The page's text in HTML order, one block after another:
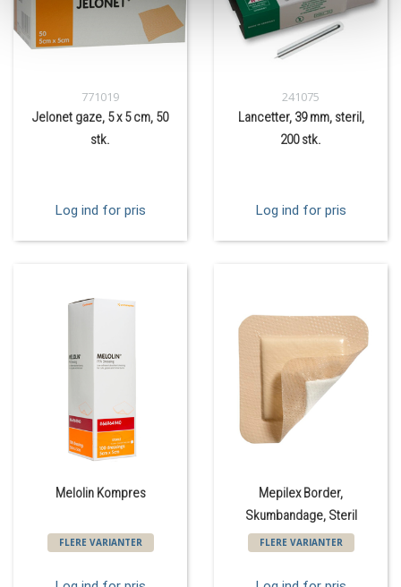
771019
Jelonet gaze, 5 x 5 cm, 50
stk.
Log ind for pris
241075
Lancetter, 39 mm, steril,
200 stk.
Log ind for pris
Melolin Kompres
FLERE VARIANTER
Mepilex Border,
Skumbandage, Steril
FLERE VARIANTER